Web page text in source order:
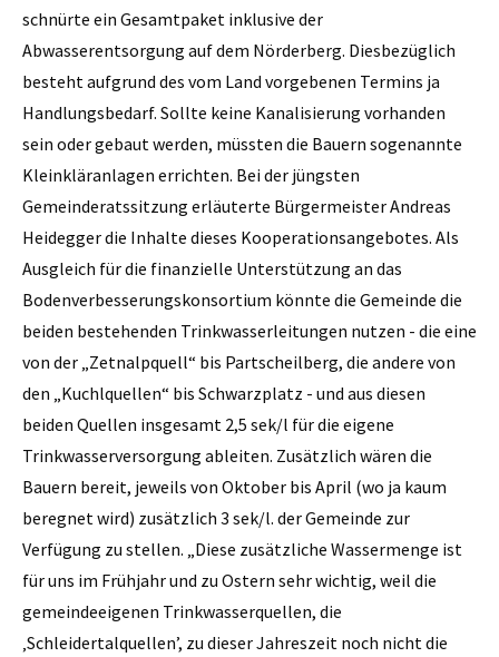
schnürte ein Gesamtpaket inklusive der
Abwasserentsorgung auf dem Nörderberg. Diesbezüglich
besteht aufgrund des vom Land vorgebenen Termins ja
Handlungsbedarf. Sollte keine Kanalisierung vorhanden
sein oder gebaut werden, müssten die Bauern sogenannte
Kleinkläranlagen errichten. Bei der jüngsten
Gemeinderatssitzung erläuterte Bürgermeister Andreas
Heidegger die Inhalte dieses Kooperationsangebotes. Als
Ausgleich für die finanzielle Unterstützung an das
Bodenverbesserungskonsortium könnte die Gemeinde die
beiden bestehenden Trinkwasserleitungen nutzen - die eine
von der „Zetnalpquell“ bis ­Partscheilberg, die andere von
den „Kuchl­quellen“ bis Schwarzplatz - und aus diesen
beiden Quellen insgesamt 2,5 sek/l für die eigene
Trinkwasserversorgung ableiten. Zusätzlich wären die
Bauern bereit, jeweils von Oktober bis April (wo ja kaum
beregnet wird) zusätzlich 3 sek/l. der Gemeinde zur
Verfügung zu stellen. „Diese zusätzliche Wassermenge ist
für uns im Frühjahr und zu Ostern sehr wichtig, weil die
gemeindeeigenen Trinkwasserquellen, die
‚Schleidertalquellen’, zu dieser Jahreszeit noch nicht die